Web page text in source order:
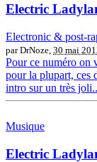
Electric
Electronic & post-
par DrNoze, 30 mai
Pour ce numéro on
pour la plupart, ces
intro sur un très
Musique
Electric